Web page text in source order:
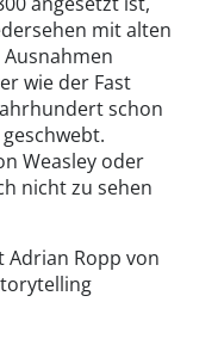
mit alten
wie der Fast
schon
Weasley oder
nicht zu sehen
Adrian Ropp von